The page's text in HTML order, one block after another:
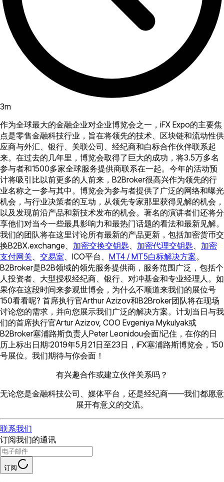
3m
作为全球最大的金融企业对企业博览会之一，iFX Expo的主要焦
点是零售金融科技行业，旨在将领先的技术、区块链和流动性供
应商与外汇、银行、关联公司、经纪商和白标合作伙伴联系起
来。在过去的几年里，博览会取得了巨大的成功，将3.5万多名
参与者和1500多家全球服务提供商联系在一起。今年的活动预
计将吸引比以前更多的人前来，B2Broker很高兴作为领先的行
业名称之一参与其中。博览会为参与者提供了广泛的网络和曝光
机会，与行业决策者的互动，从领先专家那里获得见解的机会，
以及发现前沿产品和新技术发布的机会。著名的演讲者们还将分
享他们对当今一些最具影响力和最热门话题的看法和最新见解。
我们的团队将在这里讨论所有最新的产品更新，包括加密货币交
换B2BX.exchange、 加密交换交钥匙 加密代理交钥匙
加密
支付网关
交易室 、ICO平台、 MT4 / MT5白标解决方案。
B2Broker是B2B领域的领先服务提供商，服务范围广泛，包括个
人投资者、大型授权经纪商、银行、对冲基金和专业经理人。如
果你在这段时间来参观世博会，为什么不顺道来我们的展位号
150看看呢? 首席执行官Arthur Azizov和B2Broker团队将在现场
讨论您的需求，并向您展示我们广泛的解决方案。计划当日与我
们的首席执行官Artur Azizov, COO Evgeniya Mykulyak或
B2Broker塞浦路斯负责人Peter Leonidou会面!记住，在你的日
历上标出日期:2019年5月21日至23日，iFX塞浦路斯博览会，150
号展位。我们期待与你会面！
有兴趣合作或建立伙伴关系吗？
无论您是金融科技公司、媒体平台，还是经纪商——我们都愿意
展开有意义的交流。
联系我们
订阅我们的通讯
订阅